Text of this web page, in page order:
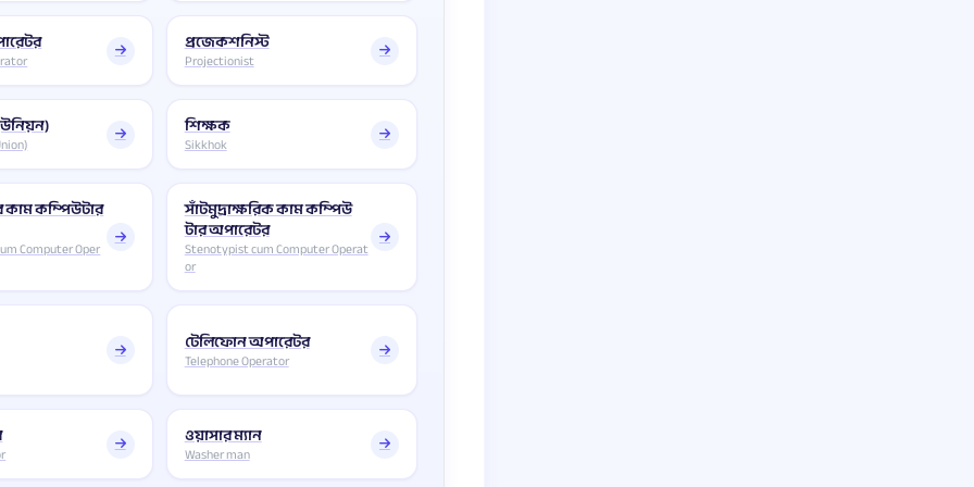
প্রজেকশনিস্ট
Projectionist
শিক্ষক
Sikkhok
কাম কম্পিউটার
Computer Oper
সাঁটমুদ্রাক্ষরিক কাম কম্পিউ
টার অপারেটর
Stenotypist cum Computer Operat
or
টেলিফোন অপারেটর
Telephone Operator
ওয়াসার ম্যান
Washer man